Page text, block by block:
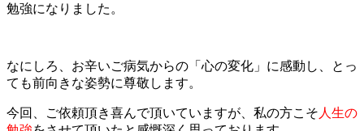
勉強になりました。
なにしろ、お辛いご病気からの「心の変化」に感動し、とっ
ても前向きな姿勢に尊敬します。
今回、ご依頼頂き喜んで頂いていますが、私の方こそ 人生の